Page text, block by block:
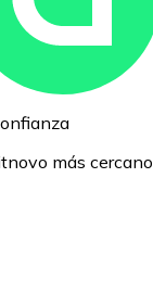
más cercano